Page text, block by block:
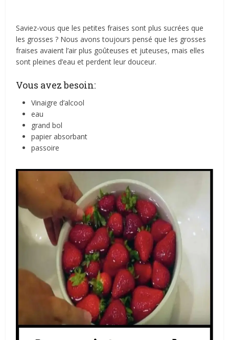
Saviez-vous que les petites fraises sont plus sucrées que
les grosses ? Nous avons toujours pensé que les grosses
fraises avaient l’air plus goûteuses et juteuses, mais elles
sont pleines d’eau et perdent leur douceur.
Vous avez besoin:
Vinaigre d’alcool
eau
grand bol
papier absorbant
passoire